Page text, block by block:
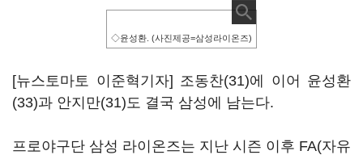
◇윤성환. (사진제공=삼성라이온즈)
[뉴스토마토 이준혁기자] 조동찬(31)에 이어 윤성환
(33)과 안지만(31)도 결국 삼성에 남는다.
프로야구단 삼성 라이온즈는 지난 시즌 이후 FA(자유